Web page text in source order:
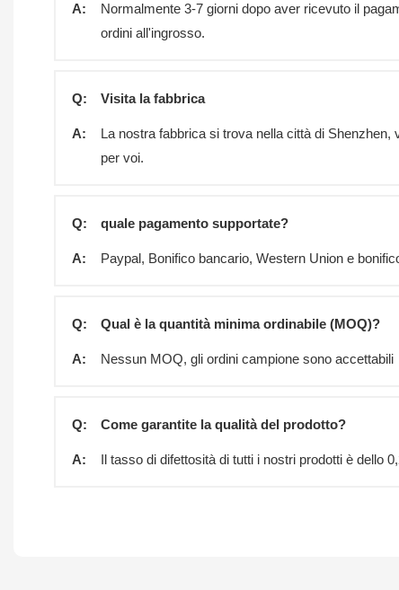
A:
Normalmente 3-7 giorni dopo aver ricevuto il
ordini all'ingrosso.
Q: Visita la fabbrica
A:
La nostra fabbrica si trova nella città di
per voi.
Q: quale pagamento supportate?
A: Paypal, Bonifico bancario, Western Union e
Q: Qual è la quantità minima ordinabile (MOQ)?
A: Nessun MOQ, gli ordini campione sono accettabili
Q: Come garantite la qualità del prodotto?
A: Il tasso di difettosità di tutti i nostri prodotti è dello